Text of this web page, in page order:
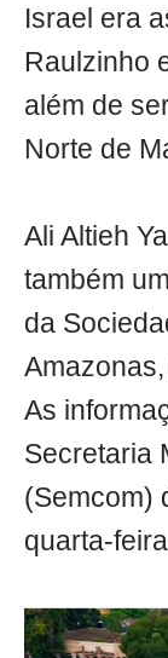
Israel era
Raulzinho
além de
Norte de
Ali Altieh
também
da
As
Secretaria
(Semcom)
quarta-